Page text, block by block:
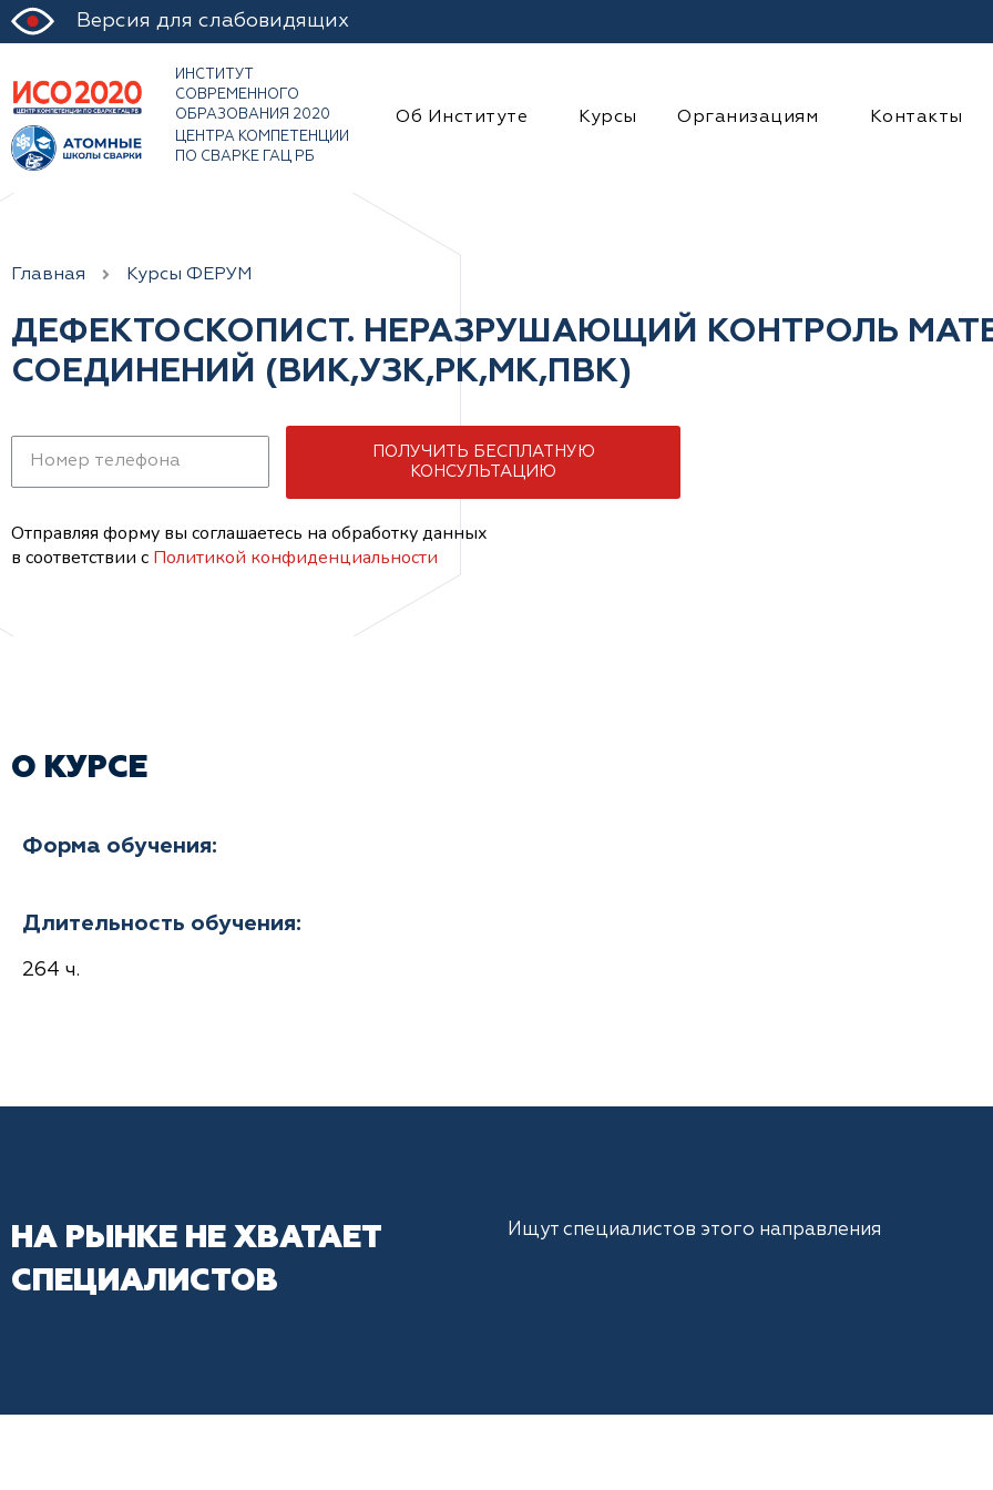
Версия для слабовидящих
ИНСТИТУТ
СОВРЕМЕННОГО
ОБРАЗОВАНИЯ 2020
ЦЕНТРА КОМПЕТЕНЦИИ
ПО СВАРКЕ ГАЦ РБ
Об Институте Курсы Организациям Контакты
Главная Курсы ФЕРУМ
ДЕФЕКТОСКОПИСТ. НЕРАЗРУШАЮЩИЙ КОНТРОЛЬ
СОЕДИНЕНИЙ (ВИК,УЗК,РК,МК,ПВК)
ПОЛУЧИТЬ БЕСПЛАТНУЮ
КОНСУЛЬТАЦИЮ
Отправляя форму вы соглашаетесь на обработку данных
в соответствии с Политикой конфиденциальности
О КУРСЕ
Форма обучения:
Длительность обучения:
264 ч.
НА РЫНКЕ НЕ ХВАТАЕТ
СПЕЦИАЛИСТОВ
Ищут специалистов этого направления